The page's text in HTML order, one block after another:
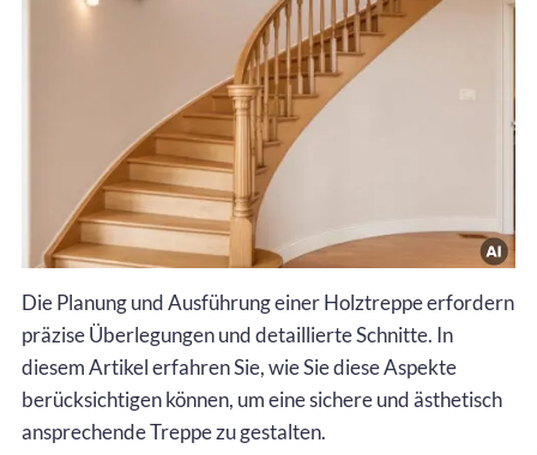
Die Planung und Ausführung einer Holztreppe erfordern
präzise Überlegungen und detaillierte Schnitte. In
diesem Artikel erfahren Sie, wie Sie diese Aspekte
berücksichtigen können, um eine sichere und ästhetisch
ansprechende Treppe zu gestalten.